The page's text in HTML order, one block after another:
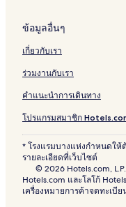
ข้อมูลอื่นๆ
เกี่ยวกับเรา
ร่วมงานกับเรา
คำแนะนำการเดินทาง
โปรแกรมสมาชิก
* โรงแรมบางแห่งกำหนดให้
รายละเอียดที่เว็บไซต์
© 2026 Hotels.com,
Hotels.com และโลโก้
เครื่องหมายการค้าจดทะเบีย